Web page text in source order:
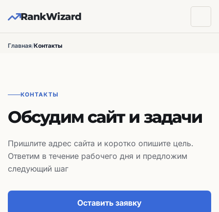
RankWizard
Главная/Контакты
КОНТАКТЫ
Обсудим сайт и задачи
Пришлите адрес сайта и коротко опишите цель.
Ответим в течение рабочего дня и предложим
следующий шаг
Оставить заявку